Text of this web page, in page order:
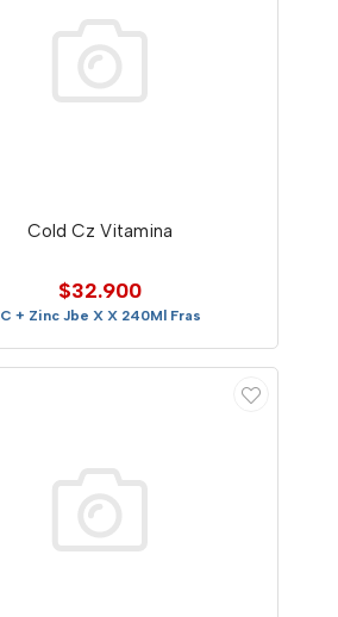
Cold Cz Vitamina
$32.900
C + Zinc Jbe X X 240Ml Fras